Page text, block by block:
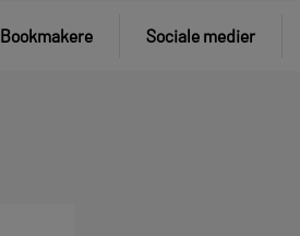
Bookmakere Sociale medier